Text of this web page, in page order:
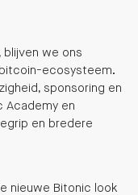
blijven we ons
ecosysteem.
sponsoring en
Academy en
en bredere
nieuwe Bitonic look